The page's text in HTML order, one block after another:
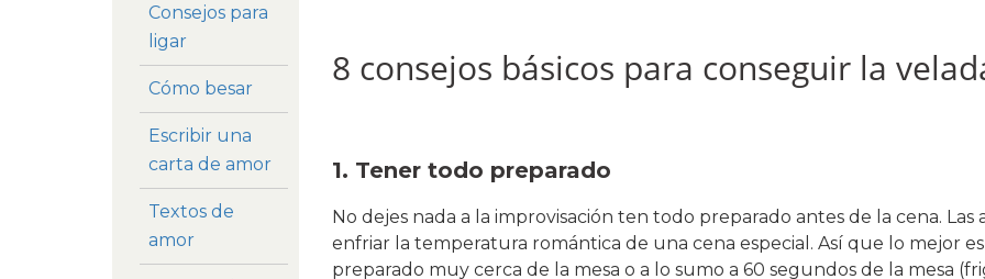
8 consejos básicos para conseguir la
1. Tener todo preparado
No dejes nada a la improvisación ten todo preparado antes de la cena. Las
enfriar la temperatura romántica de una cena especial. Así que lo mejor
preparado muy cerca de la mesa o a lo sumo a 60 segundos de la mesa
Consejos para
ligar
Cómo besar
Escribir una
carta de amor
Textos de
amor